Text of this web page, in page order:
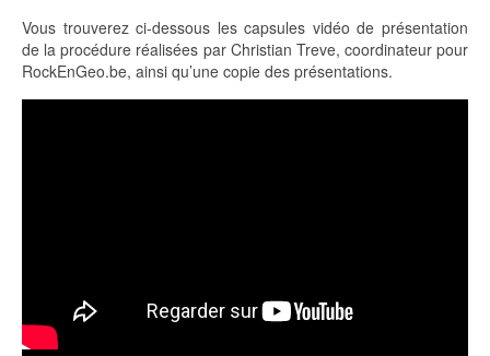
Vous trouverez ci-dessous les capsules vidéo de présentation
de la procédure réalisées par Christian Treve, coordinateur pour
RockEnGeo.be, ainsi qu’une copie des présentations.